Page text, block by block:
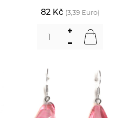
82 Kč (3,39 Euro)